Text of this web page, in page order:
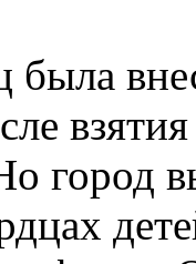
была
город